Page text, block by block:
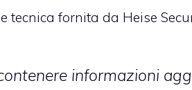
tecnica fornita da Heise
informazioni